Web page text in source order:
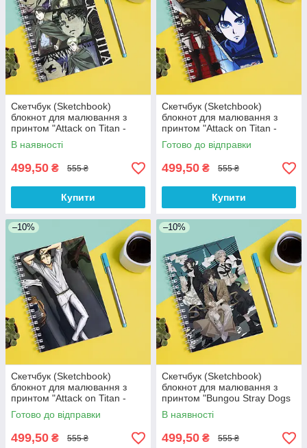
Скетчбук (Sketchbook)
блокнот для малювання з
принтом "Attack on Titan -
Вторгнення титанів 9"
В наявності
499,50 ₴ 555 ₴
Купити
Скетчбук (Sketchbook)
блокнот для малювання з
принтом "Attack on Titan -
Вторгнення титанів 12"
Готово до відправки
499,50 ₴ 555 ₴
Купити
–10%
Скетчбук (Sketchbook)
блокнот для малювання з
принтом "Attack on Titan -
Вторгнення титанів 13"
Готово до відправки
499,50 ₴ 555 ₴
–10%
Скетчбук (Sketchbook)
блокнот для малювання з
принтом "Bungou Stray Dogs
- Бродячі пси 4"
В наявності
499,50 ₴ 555 ₴